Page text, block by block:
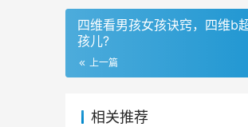
四维看男孩女孩诀窍，四维b
孩儿?
上一篇
相关推荐